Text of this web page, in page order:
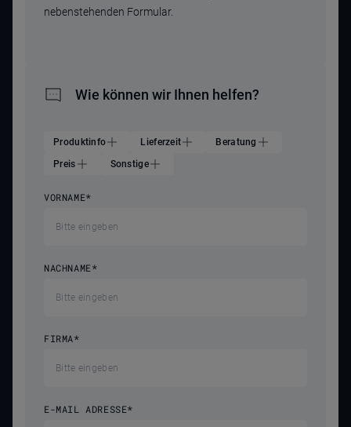
nebenstehenden Formular.
Wie können wir Ihnen helfen?
Produktinfo Lieferzeit
Beratung
Preis
Sonstige
VORNAME*
NACHNAME*
FIRMA*
E-MAIL ADRESSE*